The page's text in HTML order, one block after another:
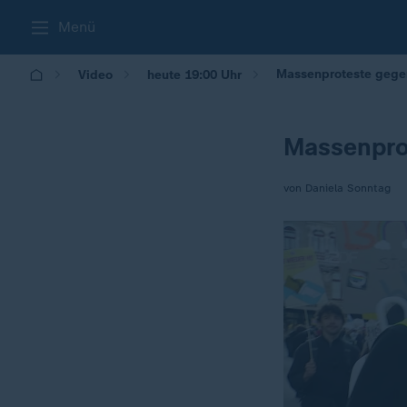
Menü
Video heute 19:00 Uhr Massenproteste
von Daniela Sonntag